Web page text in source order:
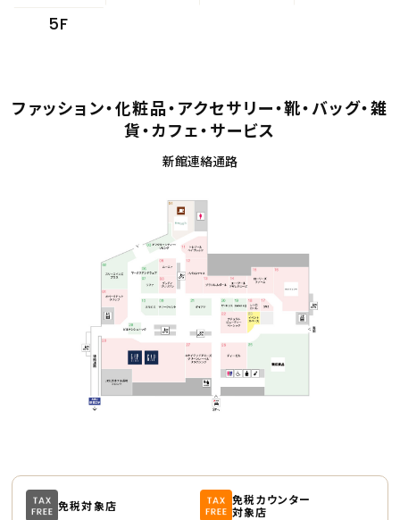
5F
ファッション・化粧品・アクセサリー・靴・バッグ・雑
貨・カフェ・サービス
新館連絡通路
免税対象店
免税カウンター
対象店